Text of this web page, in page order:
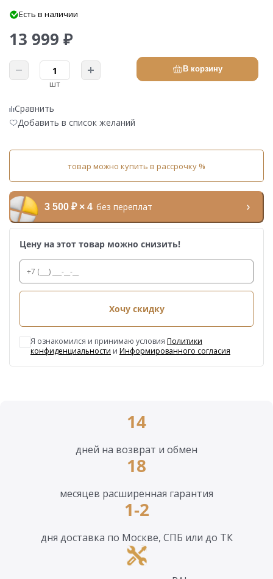
Есть в наличии
13 999 ₽
шт
В корзину
Сравнить
Добавить в список желаний
товар можно купить в рассрочку %
3 500 ₽ × 4 без переплат
Цену на этот товар можно снизить!
Хочу скидку
Я ознакомился и принимаю условия Политики
конфиденциальности и Информированного согласия
14
дней на возврат и обмен
18
месяцев расширенная гарантия
1-2
дня доставка по Москве, СПБ или до ТК